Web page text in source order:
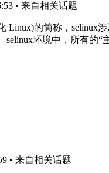
• 来自相关话题
的简称，selinux
环境中，所有的“
• 来自相关话题